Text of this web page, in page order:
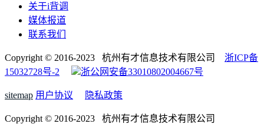
关于i背调
媒体报道
联系我们
Copyright © 2016-2023 杭州有才信息技术有限公司 浙ICP备
15032728号-2
浙公网安备33010802004667号
sitemap 用户协议 隐私政策
Copyright © 2016-2023 杭州有才信息技术有限公司